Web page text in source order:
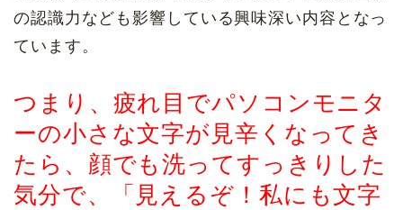
の認識力なども影響している興味深い内容となっ
ています。
つまり、疲れ目でパソコンモニタ
ーの小さな文字が見辛くなってき
たら、顔でも洗ってすっきりした
気分で、「見えるぞ！私にも文字